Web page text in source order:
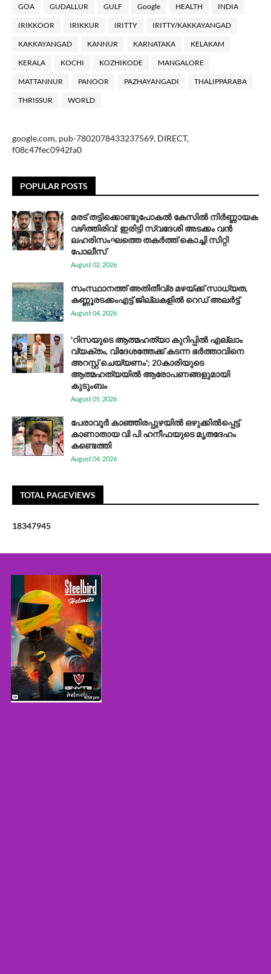
GOA GUDALLUR GULF Google HEALTH INDIA
IRIKKOOR IRIKKUR IRITTY IRITTY/KAKKAYANGAD
KAKKAYANGAD KANNUR KARNATAKA KELAKAM
KERALA KOCHI KOZHIKODE MANGALORE
MATTANNUR PANOOR PAZHAYANGADI THALIPPARABA
THRISSUR WORLD
google.com, pub-7802078433237569, DIRECT,
f08c47fec0942fa0
POPULAR POSTS
മരട് തട്ടിക്കൊണ്ടുപോകൽ കേസിൽ നിർണ്ണായക
വഴിത്തിരിവ്: ഇരിട്ടി സ്വദേശി അടക്കം വൻ
ലഹരിസംഘത്തെ തകർത്ത് കൊച്ചി സിറ്റി
പോലീസ്
August 02, 2026
സം​സ്ഥാ​ന​ത്ത് അ​തി​തീ​വ്ര മ​ഴ​യ്ക്ക് സാ​ധ്യ​ത,
കണ്ണൂരടക്കംഎ​ട്ട് ജി​ല്ല​ക​ളി​ൽ റെ​ഡ് അ​ലർ​ട്ട്
August 04, 2026
'റിസയുടെ ആത്മഹത്യാ കുറിപ്പിൽ എല്ലാം
വ്യക്തം, വിദേശത്തേക്ക് കടന്ന ഭർത്താവിനെ
അറസ്റ്റ് ചെയ്യണം'; 20കാരിയുടെ
ആത്മഹത്യയിൽ ആരോപണങ്ങളുമായി
കുടുംബം
August 05, 2026
പേരാവൂർ കാഞ്ഞിരപ്പുഴയിൽ ഒഴുക്കിൽപ്പെട്ട്
കാണാതായ വി പി ഹനീഫയുടെ മൃതദേഹം
കണ്ടെത്തി
August 04, 2026
TOTAL PAGEVIEWS
18347945